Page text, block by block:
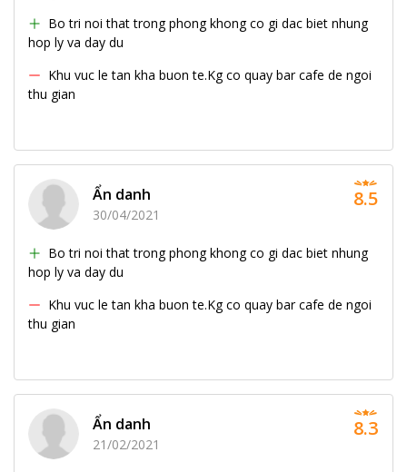
Bo tri noi that trong phong khong co gi dac biet nhung
hop ly va day du
Khu vuc le tan kha buon te.Kg co quay bar cafe de ngoi
thu gian
Ẩn danh
30/04/2021
Bo tri noi that trong phong khong co gi dac biet nhung
hop ly va day du
Khu vuc le tan kha buon te.Kg co quay bar cafe de ngoi
thu gian
8.5
Ẩn danh
21/02/2021
8.3